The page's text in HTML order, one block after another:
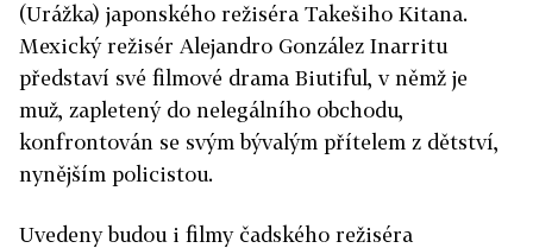
(Urážka) japonského režiséra Takešiho Kitana.
Mexický režisér Alejandro González Inarritu
představí své filmové drama Biutiful, v němž je
muž, zapletený do nelegálního obchodu,
konfrontován se svým bývalým přítelem z dětství,
nynějším policistou.
Uvedeny budou i filmy čadského režiséra